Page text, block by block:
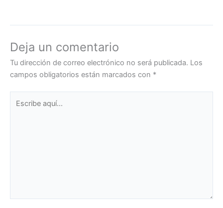
Deja un comentario
Tu dirección de correo electrónico no será publicada. Los
campos obligatorios están marcados con *
aquí...